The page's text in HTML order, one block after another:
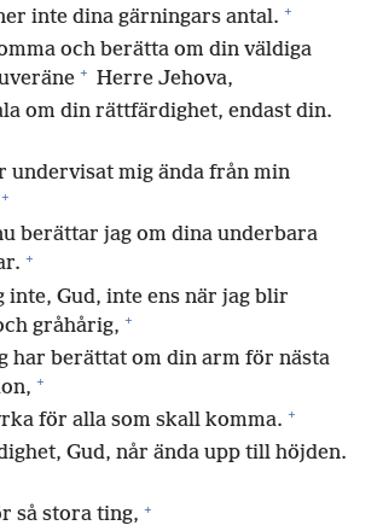
inte dina gärningars antal. +
och berätta om din väldiga
+ Herre Jehova,
om din rättfärdighet, endast din.
undervisat mig ända från min
+
berättar jag om dina underbara
+
inte, Gud, inte ens när jag blir
gråhårig, +
har berättat om din arm för nästa
+
för alla som skall komma. +
Gud, når ända upp till höjden.
så stora ting, +